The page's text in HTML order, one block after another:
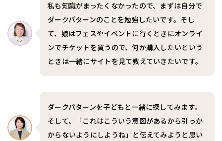
私も知識がまったくなかったので、まずは自分で
ダークパターンのことを勉強したいです。そし
て、娘はフェスやイベントに行くときにオンライ
ンでチケットを買うので、何か購入したいという
ときは一緒にサイトを見て教えていきたいです。
ダークパターンを子どもと一緒に探してみます。
そして、「これはこういう意図があるから引っか
からないようにしようね」と伝えてみようと思い